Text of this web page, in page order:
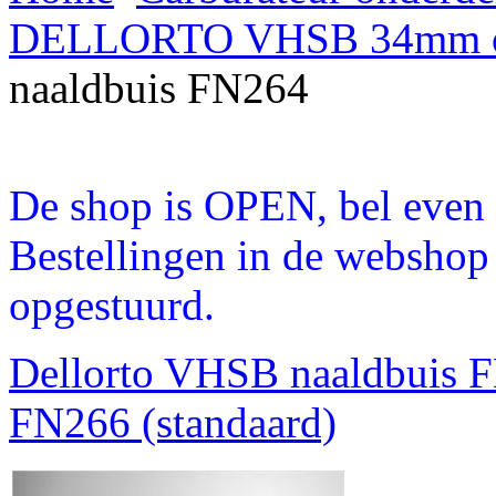
DELLORTO VHSB 34mm
naaldbuis FN264
De shop is OPEN, bel
Bestellingen in de
opgestuurd.
Dellorto VHSB naaldbuis
FN266 (standaard)